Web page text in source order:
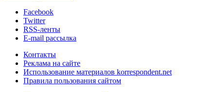
Facebook
Twitter
RSS-ленты
E-mail рассылка
Контакты
Реклама на сайте
Использование материалов korrespondent.net
Правила пользования сайтом